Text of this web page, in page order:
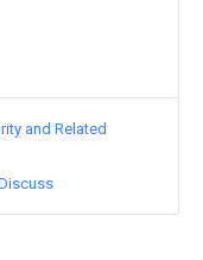
and Related